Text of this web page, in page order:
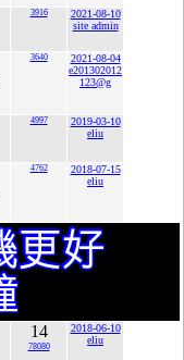
3916
2021-08-10
site admin
3640
2021-08-04
e201302012
123@g
4997
2019-03-10
eliu
4762
2018-07-15
eliu
14
78080
2018-06-10
eliu